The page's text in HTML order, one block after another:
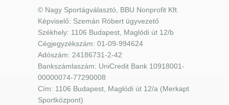
© Nagy Sportágválasztó, BBU Nonprofit Kft.
Képviselő: Szemán Róbert ügyvezető
Székhely: 1106 Budapest, Maglódi út 12/b
Cégjegyzékszám: 01-09-994624
Adószám: 24186731-2-42
Bankszámlaszám: UniCredit Bank 10918001-
00000074-77290008
Cím: 1106 Budapest, Maglódi út 12/a (Merkapt
Sportközpont)